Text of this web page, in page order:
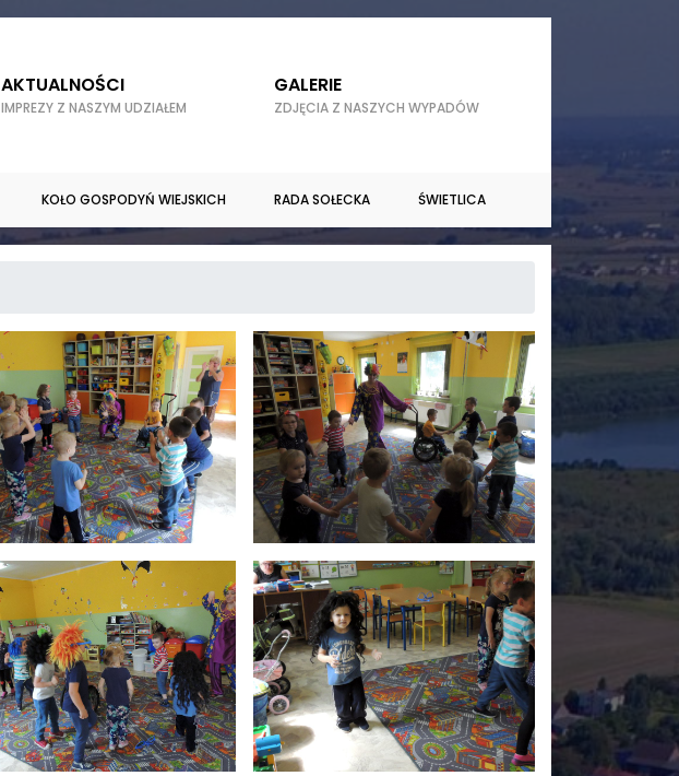
AKTUALNOŚCI
IMPREZY Z NASZYM UDZIAŁEM
GALERIE
ZDJĘCIA Z NASZYCH WYPADÓW
KOŁO GOSPODYŃ WIEJSKICH RADA SOŁECKA ŚWIETLICA